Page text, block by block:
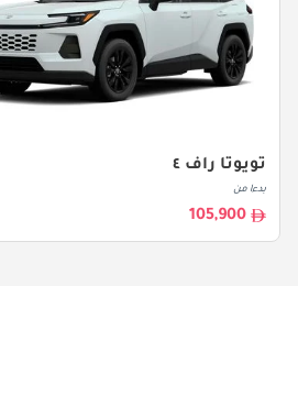
تويوتا راف ٤
بدءا من
105,900